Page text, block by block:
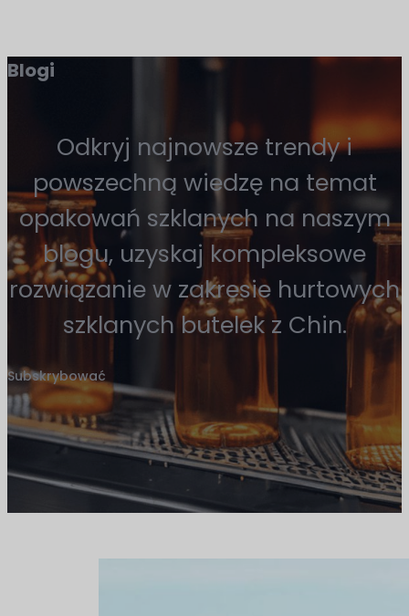
Blogi
Odkryj najnowsze trendy i
powszechną wiedzę na temat
opakowań szklanych na naszym
blogu, uzyskaj kompleksowe
rozwiązanie w zakresie hurtowych
szklanych butelek z Chin.
Subskrybować